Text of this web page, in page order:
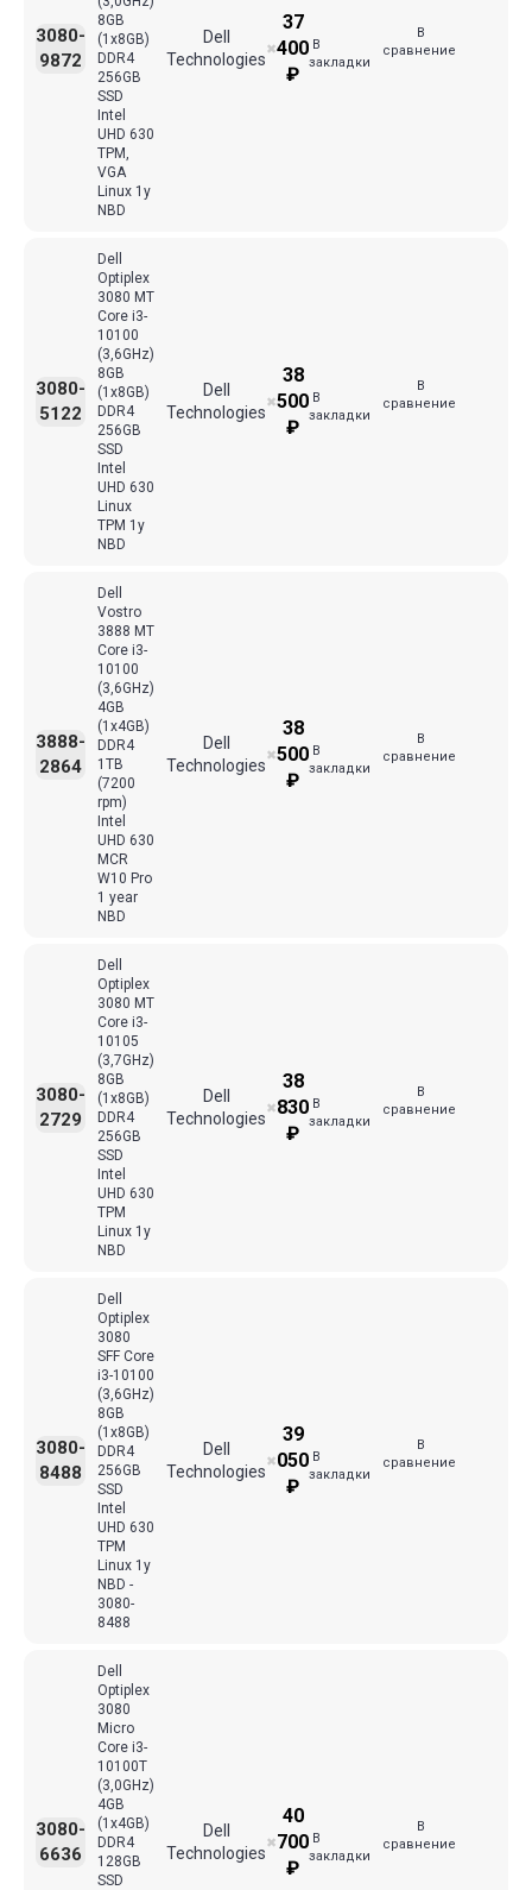
8GB
(1x8GB)
DDR4
256GB
SSD
Intel
UHD 630
TPM,
VGA
Linux 1y
NBD
Dell
Technologies
3080-
9872
✖
37
400
₽
В
закладки
В
сравнение
Dell
Optiplex
3080 MT
Core i3-
10100
(3,6GHz)
8GB
(1x8GB)
DDR4
256GB
SSD
Intel
UHD 630
Linux
TPM 1y
NBD
Dell
Technologies
3080-
5122
✖
38
500
₽
В
закладки
В
сравнение
Dell
Vostro
3888 MT
Core i3-
10100
(3,6GHz)
4GB
(1x4GB)
DDR4
1TB
(7200
rpm)
Intel
UHD 630
MCR
W10 Pro
1 year
NBD
Dell
Technologies
3888-
2864
✖
38
500
₽
В
закладки
В
сравнение
Dell
Optiplex
3080 MT
Core i3-
10105
(3,7GHz)
8GB
(1x8GB)
DDR4
256GB
SSD
Intel
UHD 630
TPM
Linux 1y
NBD
Dell
Technologies
3080-
2729
✖
38
830
₽
В
закладки
В
сравнение
Dell
Optiplex
3080
SFF Core
i3-10100
(3,6GHz)
8GB
(1x8GB)
DDR4
256GB
SSD
Intel
UHD 630
TPM
Linux 1y
NBD -
3080-
8488
Dell
Technologies
3080-
8488
✖
39
050
₽
В
закладки
В
сравнение
Dell
Optiplex
3080
Micro
Core i3-
10100T
(3,0GHz)
4GB
(1x4GB)
DDR4
128GB
SSD
Dell
Technologies
3080-
6636
✖
40
700
₽
В
закладки
В
сравнение